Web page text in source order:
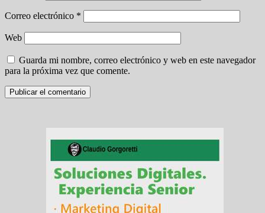
Correo electrónico *
Web
Guarda mi nombre, correo electrónico y web en este navegador
para la próxima vez que comente.